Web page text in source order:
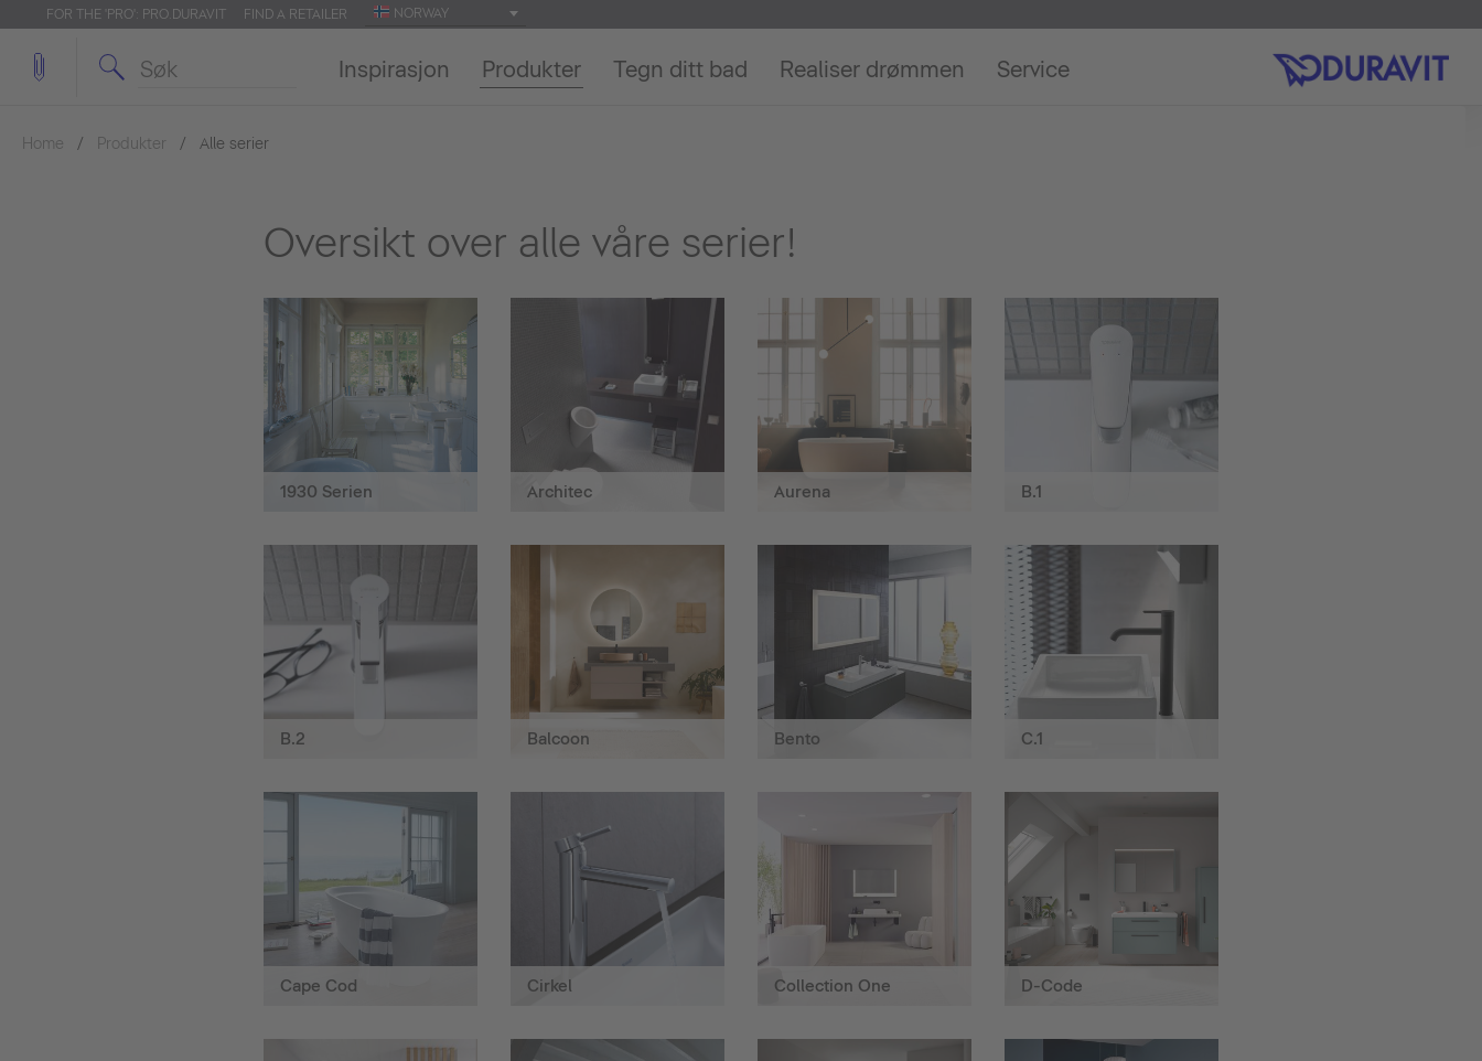
FOR THE 'PRO': PRO.DURAVIT FIND A RETAILER NORWAY
Inspirasjon Produkter Tegn ditt bad Realiser drømmen Service
Home Produkter Alle serier
Oversikt over alle våre serier!
1930 Serien Architec Aurena B.1
B.2 Balcoon Bento C.1
Cape Cod Cirkel Collection One D-Code